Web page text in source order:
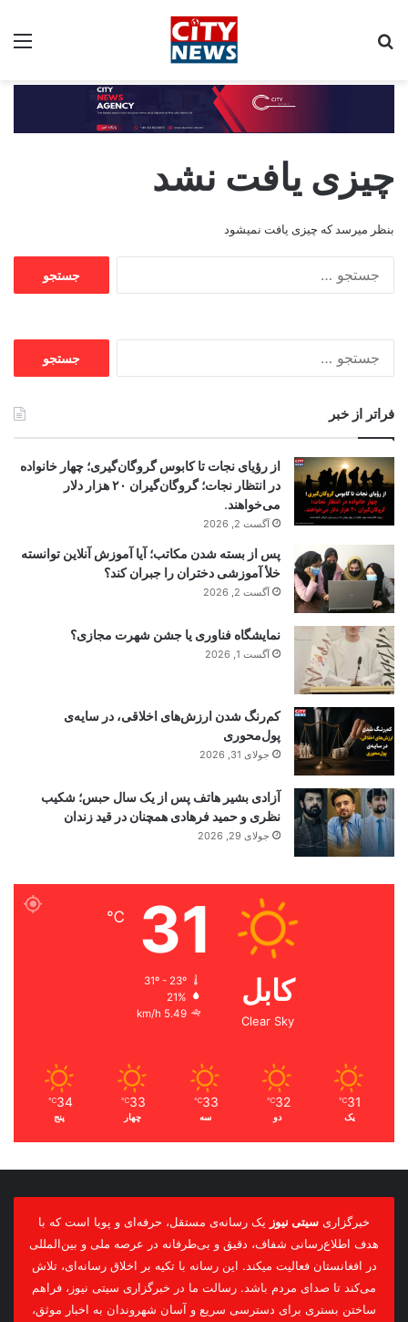
چیزی یافت نشد
بنظر میرسد که چیزی یافت نمیشود
فراتر از خبر
از رؤیای نجات تا کابوس گروگان‌گیری؛ چهار خانواده
در انتظار نجات؛ گروگان‌گیران ۲۰ هزار دلار
می‌خواهند.
آگست 2, 2026
پس از بسته شدن مکاتب؛ آیا آموزش آنلاین توانسته
خلأ آموزشی دختران را جبران کند؟
آگست 2, 2026
نمایشگاه فناوری یا جشن شهرت مجازی؟
آگست 1, 2026
کم‌رنگ شدن ارزش‌های اخلاقی، در سایه‌ی
پول‌محوری
جولای 31, 2026
آزادی بشیر هاتف پس از یک سال حبس؛ شکیب
نظری و حمید فرهادی همچنان در قید زندان
جولای 29, 2026
کابل
Clear Sky
31
℃
31º - 23º
21%
5.49 km/h
31
℃
یک
32
℃
دو
33
℃
سه
33
℃
چهار
34
℃
پنج
خبرگزاری سیتی نیوز یک رسانه‌ی مستقل، حرفه‌ای و پویا است که با
هدف اطلاع‌رسانی شفاف، دقیق و بی‌طرفانه در عرصه ملی و بین‌المللی
در افغانستان فعالیت میکند. این رسانه با تکیه بر اخلاق رسانه‌ای، تلاش
می‌کند تا صدای مردم باشد. رسالت ما در خبرگزاری سیتی نیوز، فراهم
ساختن بستری برای دسترسی سریع و آسان شهروندان به اخبار موثق،